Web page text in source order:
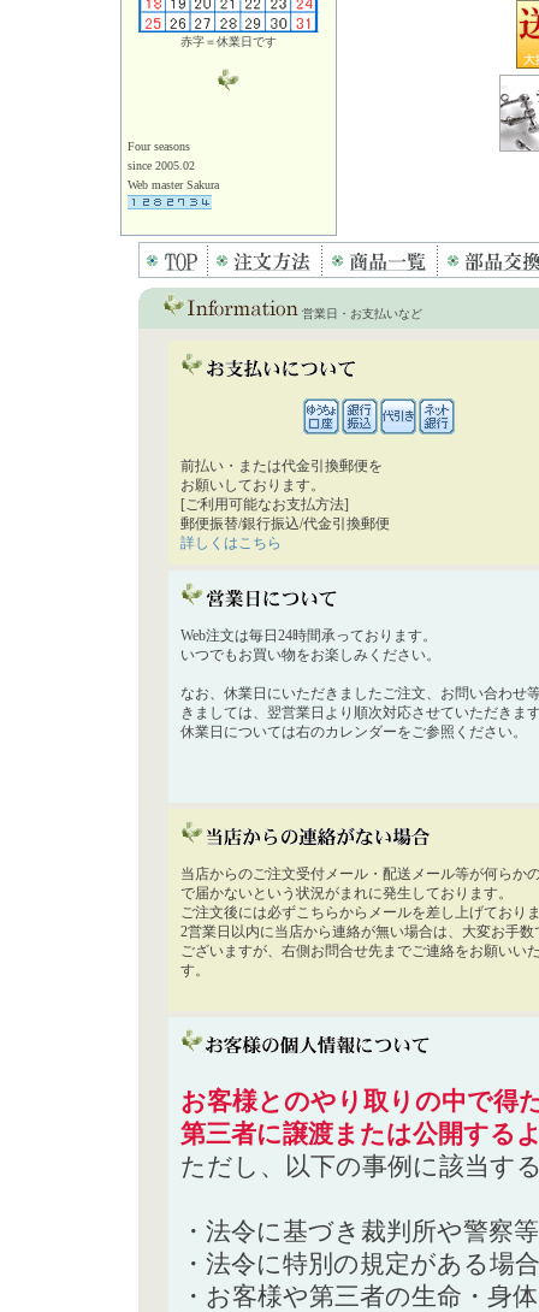
赤字＝休業日です
Four seasons
since 2005.02
Web master Sakura
営業日・お支払いなど
前払い・または代金引換郵便を
お願いしております。
[ご利用可能なお支払方法]
郵便振替/銀行振込/代金引換郵便
詳しくはこちら
Web注文は毎日24時間承っております。
いつでもお買い物をお楽しみください。
なお、休業日にいただきましたご注文、お問い合わせ
きましては、翌営業日より順次対応させていただきま
休業日については右のカレンダーをご参照ください。
当店からのご注文受付メール・配送メール等が何らか
で届かないという状況がまれに発生しております。
ご注文後には必ずこちらからメールを差し上げており
2営業日以内に当店から連絡が無い場合は、大変お手数
ございますが、右側お問合せ先までご連絡をお願いい
す。
お客様とのやり取りの中で得
第三者に譲渡または公開する
ただし、以下の事例に該当す
・法令に基づき裁判所や警察
・法令に特別の規定がある場合
・お客様や第三者の生命・身